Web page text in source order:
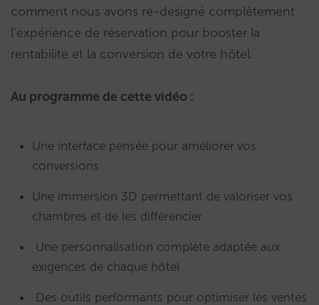
comment nous avons re-designé complètement
l’expérience de réservation pour booster la
rentabilité et la conversion de votre hôtel.
Au programme de cette vidéo :
Une interface pensée pour améliorer vos
conversions
Une immersion 3D permettant de valoriser vos
chambres et de les différencier
Une personnalisation complète adaptée aux
exigences de chaque hôtel
Des outils performants pour optimiser les ventes